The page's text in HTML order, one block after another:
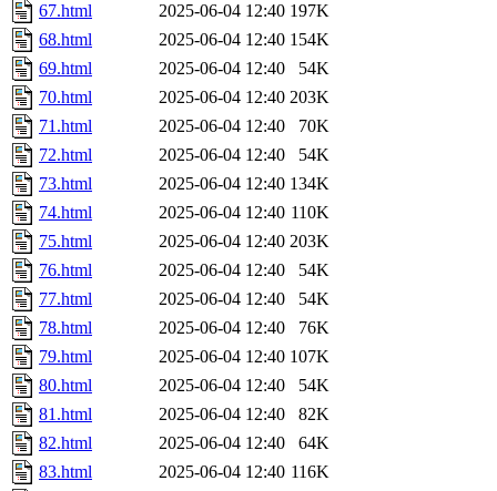
67.html
2025-06-04 12:40 197K
68.html
2025-06-04 12:40 154K
69.html
2025-06-04 12:40
54K
70.html
2025-06-04 12:40 203K
71.html
2025-06-04 12:40
70K
72.html
2025-06-04 12:40
54K
73.html
2025-06-04 12:40 134K
74.html
2025-06-04 12:40 110K
75.html
2025-06-04 12:40 203K
76.html
2025-06-04 12:40
54K
77.html
2025-06-04 12:40
54K
78.html
2025-06-04 12:40
76K
79.html
2025-06-04 12:40 107K
80.html
2025-06-04 12:40
54K
81.html
2025-06-04 12:40
82K
82.html
2025-06-04 12:40
64K
83.html
2025-06-04 12:40 116K